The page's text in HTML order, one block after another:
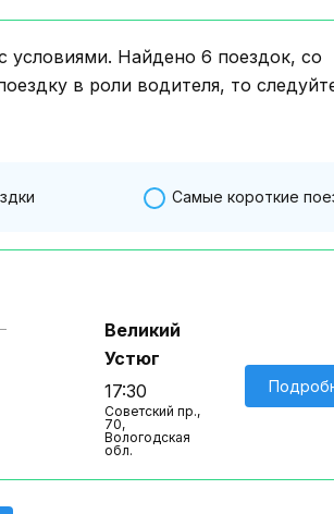
Найдено 6 поездок, со
в роли водителя, то
Самые короткие
Великий
Устюг
17:30
Советский пр.,
70,
Вологодская
обл.